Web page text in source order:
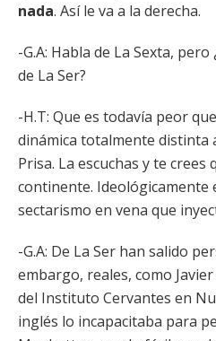
nada. Así le va a la derecha.
-G.A: Habla de La Sexta, pero
de La Ser?
-H.T: Que es todavía peor
dinámica totalmente distinta
Prisa. La escuchas y te crees
continente. Ideológicamente
sectarismo en vena que
-G.A: De La Ser han salido
embargo, reales, como
del Instituto Cervantes en
inglés lo incapacitaba para